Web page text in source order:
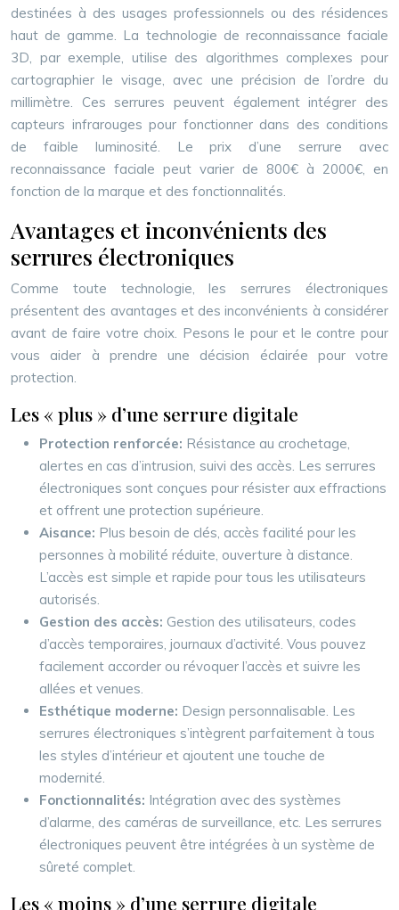
destinées à des usages professionnels ou des résidences
haut de gamme. La technologie de reconnaissance faciale
3D, par exemple, utilise des algorithmes complexes pour
cartographier le visage, avec une précision de l’ordre du
millimètre. Ces serrures peuvent également intégrer des
capteurs infrarouges pour fonctionner dans des conditions
de faible luminosité. Le prix d’une serrure avec
reconnaissance faciale peut varier de 800€ à 2000€, en
fonction de la marque et des fonctionnalités.
Avantages et inconvénients des
serrures électroniques
Comme toute technologie, les serrures électroniques
présentent des avantages et des inconvénients à considérer
avant de faire votre choix. Pesons le pour et le contre pour
vous aider à prendre une décision éclairée pour votre
protection.
Les « plus » d’une serrure digitale
Protection renforcée: Résistance au crochetage,
alertes en cas d’intrusion, suivi des accès. Les serrures
électroniques sont conçues pour résister aux effractions
et offrent une protection supérieure.
Aisance: Plus besoin de clés, accès facilité pour les
personnes à mobilité réduite, ouverture à distance.
L’accès est simple et rapide pour tous les utilisateurs
autorisés.
Gestion des accès: Gestion des utilisateurs, codes
d’accès temporaires, journaux d’activité. Vous pouvez
facilement accorder ou révoquer l’accès et suivre les
allées et venues.
Esthétique moderne: Design personnalisable. Les
serrures électroniques s’intègrent parfaitement à tous
les styles d’intérieur et ajoutent une touche de
modernité.
Fonctionnalités: Intégration avec des systèmes
d’alarme, des caméras de surveillance, etc. Les serrures
électroniques peuvent être intégrées à un système de
sûreté complet.
Les « moins » d’une serrure digitale